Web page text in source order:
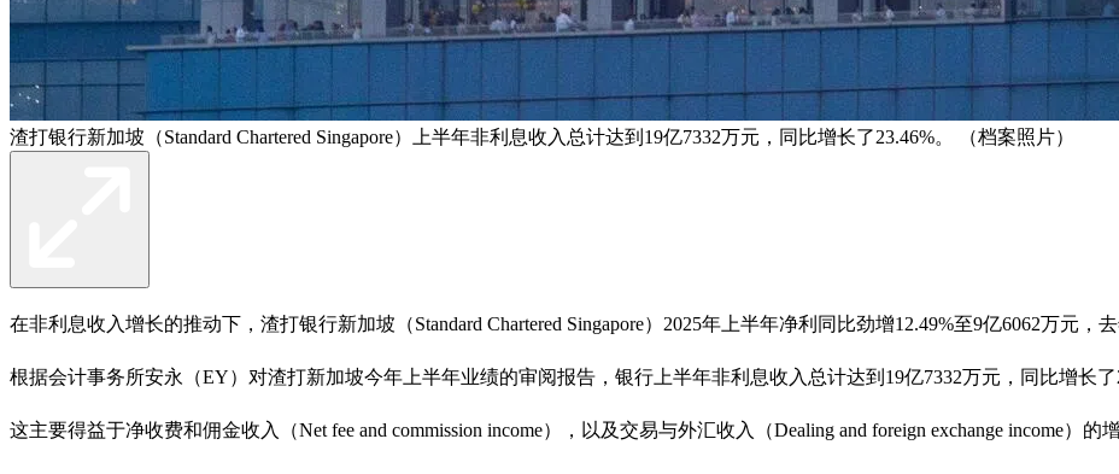
渣打银行新加坡（Standard Chartered Singapore）上半年非利息收入总计达到19亿7332万元，同比增长了23.46%。 （档案照片）
在非利息收入增长的推动下，渣打银行新加坡（Standard Chartered Singapore）2025年上半年净利同比劲增12.49%至9亿6062万元，
根据会计事务所安永（EY）对渣打新加坡今年上半年业绩的审阅报告，银行上半年非利息收入总计达到19亿7332万元，同比增长了
这主要得益于净收费和佣金收入（Net fee and commission income），以及交易与外汇收入（Dealing and foreign exchange income）的增